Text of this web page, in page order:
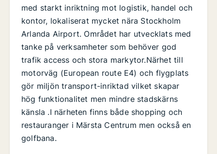
med starkt inriktning mot logistik, handel och
kontor, lokaliserat mycket nära Stockholm
Arlanda Airport. Området har utvecklats med
tanke på verksamheter som behöver god
trafik access och stora markytor.Närhet till
motorväg (European route E4) och flygplats
gör miljön transport-inriktad vilket skapar
hög funktionalitet men mindre stadskärns
känsla .I närheten finns både shopping och
restauranger i Märsta Centrum men också en
golfbana.